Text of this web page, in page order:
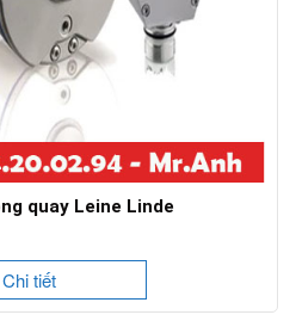
quay Leine Linde
Chi tiết